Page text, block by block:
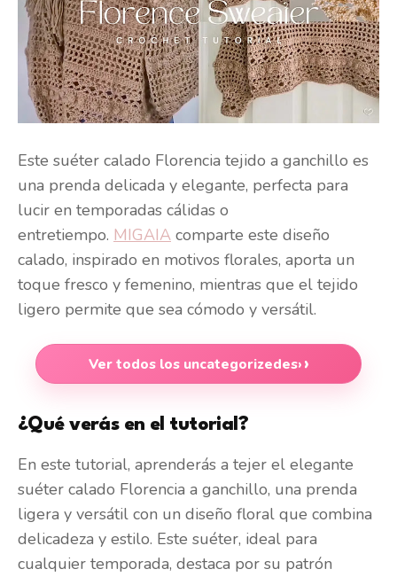
Este suéter calado Florencia tejido a ganchillo es
una prenda delicada y elegante, perfecta para
lucir en temporadas cálidas o
entretiempo. MIGAIA comparte este diseño
calado, inspirado en motivos florales, aporta un
toque fresco y femenino, mientras que el tejido
ligero permite que sea cómodo y versátil.
Ver todos los uncategorizedes›
¿Qué verás en el tutorial?
En este tutorial, aprenderás a tejer el elegante
suéter calado Florencia a ganchillo, una prenda
ligera y versátil con un diseño floral que combina
delicadeza y estilo. Este suéter, ideal para
cualquier temporada, destaca por su patrón